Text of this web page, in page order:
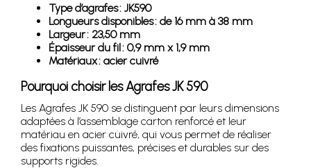
Type d’agrafes : JK590
Longueurs disponibles : de 16 mm à 38 mm
Largeur : 23,50 mm
Épaisseur du fil : 0,9 mm x 1,9 mm
Matériaux : acier cuivré
Pourquoi choisir les Agrafes JK 590
Les Agrafes JK 590 se distinguent par leurs dimensions
adaptées à l’assemblage carton renforcé et leur
matériau en acier cuivré, qui vous permet de réaliser
des fixations puissantes, précises et durables sur des
supports rigides.